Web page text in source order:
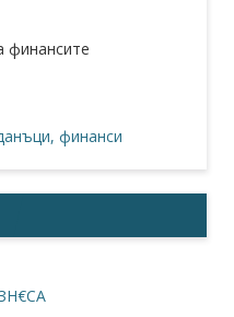
финансите
финанси